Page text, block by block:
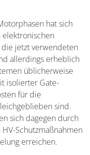
hat sich
jetzt verwendeten
allerdings erheblich
üblicherweise
isolierter Gate-
für die
sind.
sich dagegen durch
Schutzmaßnahmen
erreichen.